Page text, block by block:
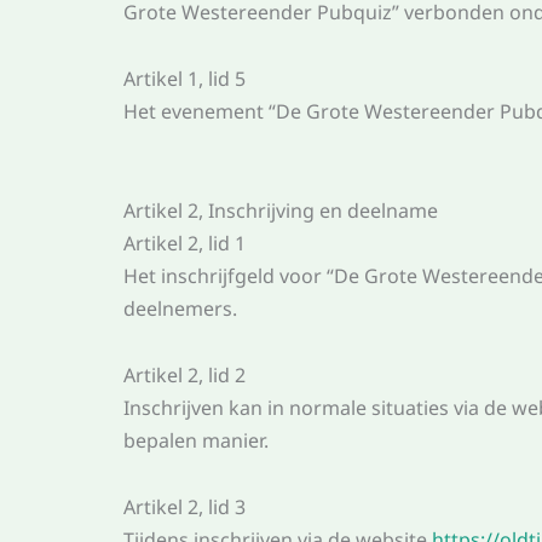
Grote Westereender Pubquiz” verbonden
Artikel 1, lid 5
Het evenement “De Grote Westereender
Artikel 2, Inschrijving en deelname
Artikel 2, lid 1
Het inschrijfgeld voor “De Grote
deelnemers.
Artikel 2, lid 2
Inschrijven kan in normale situaties via de
bepalen manier.
Artikel 2, lid 3